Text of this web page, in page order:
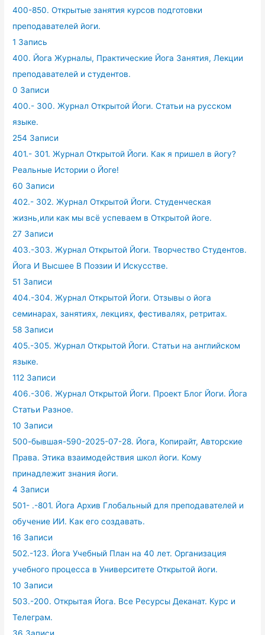
400-850. Открытые занятия курсов подготовки
преподавателей йоги.
1 Запись
400. Йога Журналы, Практические Йога Занятия, Лекции
преподавателей и студентов.
0 Записи
400.- 300. Журнал Открытой Йоги. Статьи на русском
языке.
254 Записи
401.- 301. Журнал Открытой Йоги. Как я пришел в йогу?
Реальные Истории о Йоге!
60 Записи
402.- 302. Журнал Открытой Йоги. Студенческая
жизнь,или как мы всё успеваем в Открытой йоге.
27 Записи
403.-303. Журнал Открытой Йоги. Творчество Студентов.
Йога И Высшее В Поэзии И Искусстве.
51 Записи
404.-304. Журнал Открытой Йоги. Отзывы о йога
семинарах, занятиях, лекциях, фестивалях, ретритах.
58 Записи
405.-305. Журнал Открытой Йоги. Статьи на английском
языке.
112 Записи
406.-306. Журнал Открытой Йоги. Проект Блог Йоги. Йога
Статьи Разное.
10 Записи
500-бывшая-590-2025-07-28. Йога, Копирайт, Авторские
Права. Этика взаимодействия школ йоги. Кому
принадлежит знания йоги.
4 Записи
501- .-801. Йога Архив Глобальный для преподавателей и
обучение ИИ. Как его создавать.
16 Записи
502.-123. Йога Учебный План на 40 лет. Организация
учебного процесса в Университете Открытой йоги.
10 Записи
503.-200. Открытая Йога. Все Ресурсы Деканат. Курс и
Телеграм.